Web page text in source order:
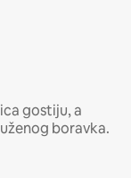
gostiju, a
boravka.